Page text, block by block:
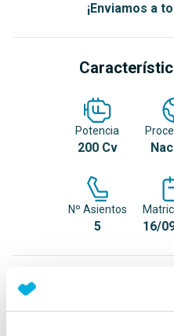
¡Enviamos a
Potencia
200 Cv
Nº Asientos
5 16/